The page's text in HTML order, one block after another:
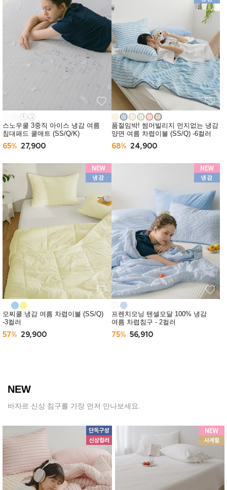
스노우쿨 3중직 아이스 냉감 여름
침대패드 쿨매트 (SS/Q/K)
65% 27,900
품절임박! 썸머빌리지 먼지없는 냉감
양면 여름 차렵이불 (SS/Q) -6컬러
68% 24,900
모찌쿨 냉감 여름 차렵이불 (SS/Q)
-3컬러
57% 29,900
프렌치모닝 텐셀모달 100% 냉감
여름 차렵침구 - 2컬러
75% 56,910
NEW
바자르 신상 침구를 가장 먼저 만나보세요.